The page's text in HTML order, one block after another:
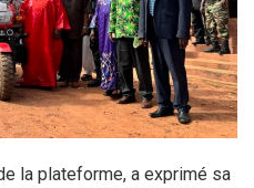
la plateforme, a exprimé sa